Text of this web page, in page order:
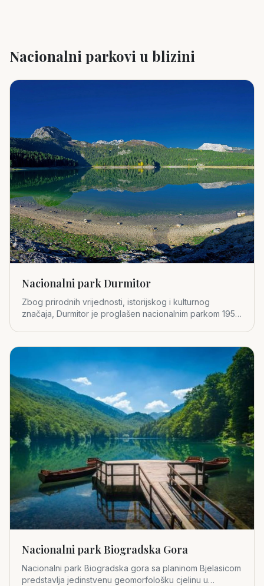
Nacionalni parkovi u blizini
Nacionalni park Durmitor
Zbog prirodnih vrijednosti, istorijskog i kulturnog
značaja, Durmitor je proglašen nacionalnim parkom 1952.
Nacionalni park Biogradska Gora
Nacionalni park Biogradska gora sa planinom Bjelasicom
predstavlja jedinstvenu geomorfološku cjelinu u